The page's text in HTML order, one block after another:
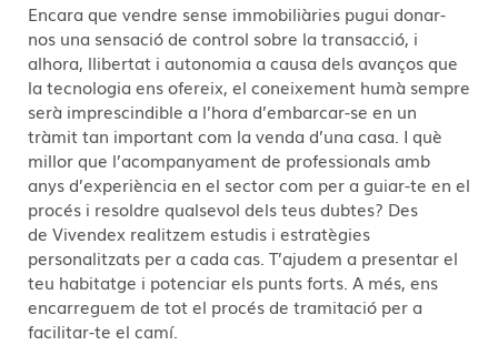
Encara que vendre sense immobiliàries pugui donar-
nos una sensació de control sobre la transacció, i
alhora, llibertat i autonomia a causa dels avanços que
la tecnologia ens ofereix, el coneixement humà sempre
serà imprescindible a l’hora d’embarcar-se en un
tràmit tan important com la venda d’una casa. I què
millor que l’acompanyament de professionals amb
anys d’experiència en el sector com per a guiar-te en el
procés i resoldre qualsevol dels teus dubtes? Des
de Vivendex realitzem estudis i estratègies
personalitzats per a cada cas. T’ajudem a presentar el
teu habitatge i potenciar els punts forts. A més, ens
encarreguem de tot el procés de tramitació per a
facilitar-te el camí.